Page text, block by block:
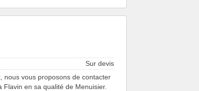
Sur devis
nous vous proposons de contacter
en sa qualité de Menuisier.